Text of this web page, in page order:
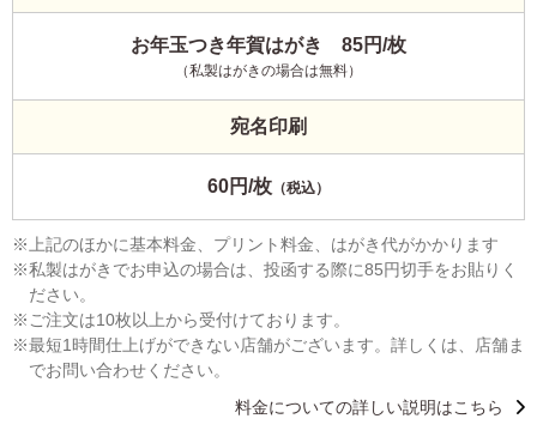
お年玉つき年賀はがき 85円/枚
（私製はがきの場合は無料）
宛名印刷
60円/枚 （税込）
上記のほかに基本料金、プリント料金、はがき代がかかります
私製はがきでお申込の場合は、投函する際に85円切手をお貼りく
ださい。
ご注文は10枚以上から受付けております。
最短1時間仕上げができない店舗がございます。詳しくは、店舗ま
でお問い合わせください。
料金についての詳しい説明はこちら